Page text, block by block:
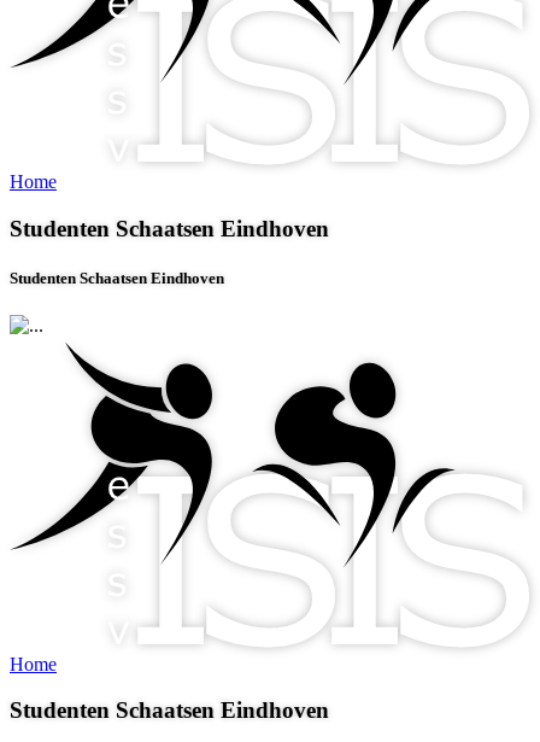
Home
Studenten Schaatsen Eindhoven
Studenten Schaatsen Eindhoven
Home
Studenten Schaatsen Eindhoven